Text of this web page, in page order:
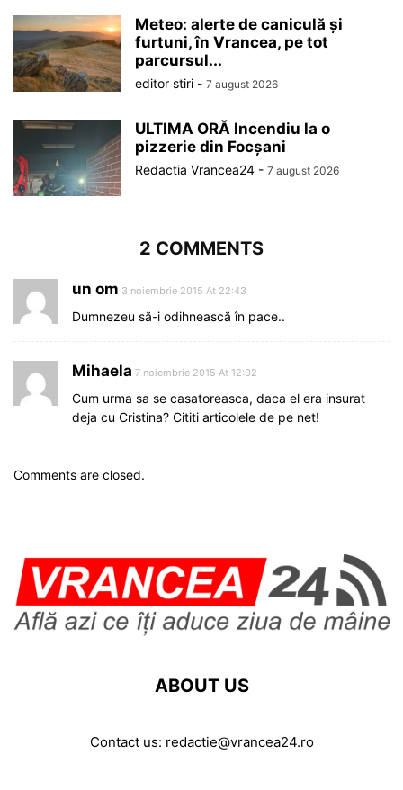
Meteo: alerte de caniculă și
furtuni, în Vrancea, pe tot
parcursul...
editor stiri - 7 august 2026
ULTIMA ORĂ Incendiu la o
pizzerie din Focșani
Redactia Vrancea24 - 7 august 2026
2 COMMENTS
un om 3 noiembrie 2015 At 22:43
Dumnezeu să-i odihnească în pace..
Mihaela 7 noiembrie 2015 At 12:02
Cum urma sa se casatoreasca, daca el era insurat
deja cu Cristina? Cititi articolele de pe net!
Comments are closed.
ABOUT US
Contact us: redactie@vrancea24.ro